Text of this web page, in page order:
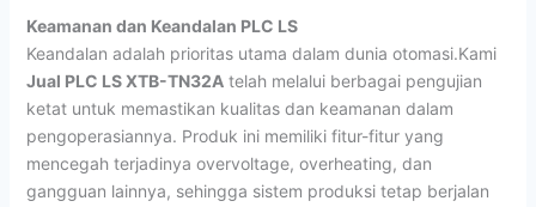
Keamanan dan Keandalan PLC LS
Keandalan adalah prioritas utama dalam dunia otomasi.Kami
Jual PLC LS XTB-TN32Atelah melalui berbagai pengujian
ketat untuk memastikan kualitas dan keamanan dalam
pengoperasiannya. Produk ini memiliki fitur-fitur yang
mencegah terjadinya overvoltage, overheating, dan
gangguan lainnya, sehingga sistem produksi tetap berjalan